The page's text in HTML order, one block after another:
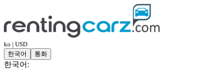
ko | USD
한국어
통화
한국어: